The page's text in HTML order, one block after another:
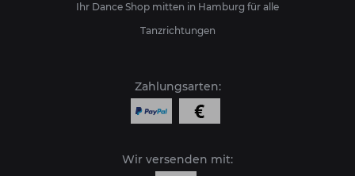
Ihr Dance Shop mitten in Hamburg für alle
Tanzrichtungen
Zahlungsarten:
Wir versenden mit: